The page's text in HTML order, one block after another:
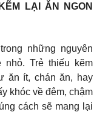
LẠI ĂN NGON
những nguyên
Trẻ thiếu kẽm
ăn ít, chán ăn, hay
khóc về đêm, chậm
cách sẽ mang lại